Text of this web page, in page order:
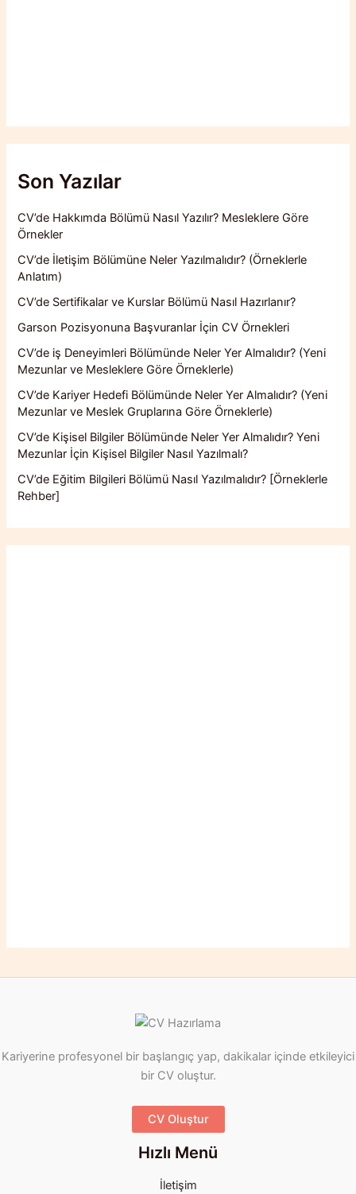
Son Yazılar
CV’de Hakkımda Bölümü Nasıl Yazılır? Mesleklere Göre
Örnekler
CV’de İletişim Bölümüne Neler Yazılmalıdır? (Örneklerle
Anlatım)
CV’de Sertifikalar ve Kurslar Bölümü Nasıl Hazırlanır?
Garson Pozisyonuna Başvuranlar İçin CV Örnekleri
CV’de iş Deneyimleri Bölümünde Neler Yer Almalıdır? (Yeni
Mezunlar ve Mesleklere Göre Örneklerle)
CV’de Kariyer Hedefi Bölümünde Neler Yer Almalıdır? (Yeni
Mezunlar ve Meslek Gruplarına Göre Örneklerle)
CV’de Kişisel Bilgiler Bölümünde Neler Yer Almalıdır? Yeni
Mezunlar İçin Kişisel Bilgiler Nasıl Yazılmalı?
CV’de Eğitim Bilgileri Bölümü Nasıl Yazılmalıdır? [Örneklerle
Rehber]
Kariyerine profesyonel bir başlangıç yap, dakikalar içinde etkileyici
bir CV oluştur.
CV Oluştur
Hızlı Menü
İletişim